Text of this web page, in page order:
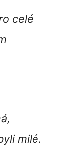
celé
milé.